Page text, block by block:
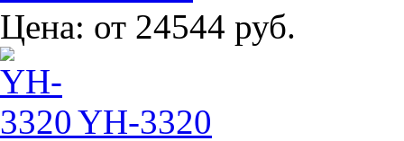
Цена: от 24544 руб.
YH-3320